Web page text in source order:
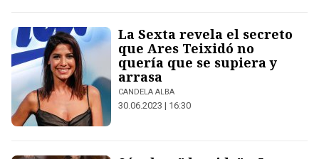
La Sexta revela el secreto
que Ares Teixidó no
quería que se supiera y
arrasa
CANDELA ALBA
30.06.2023 | 16:30